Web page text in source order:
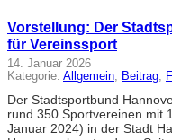
Vorstellung: Der
für Vereinssport
14. Januar 2026
Kategorie: Allgemein, Beitrag,
Der Stadtsportbund
rund 350 Sportvereinen mit
Januar 2024) in der Stadt